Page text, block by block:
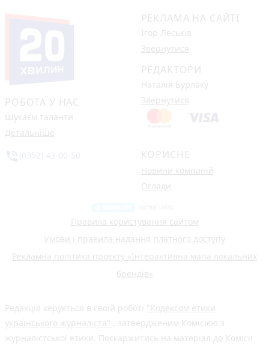
РОБОТА У НАС
Шукаєм таланти
Детальніше
РЕКЛАМА НА САЙТІ
Ігор Леськів
Звернутися
РЕДАКТОРИ
Наталія Бурлаку
Звернутися
КОРИСНЕ
Новини компаній
Огляди
Правила користування сайтом
Умови і правила надання платного доступу
Рекламна політика проєкту «Інтерактивна мапа локальних
брендів»
Редакція керується в своїй роботі "Кодексом етики
українського журналіста"
, затвердженим Комісією з
журналістської етики. Поскаржитись на матеріал до Комісії